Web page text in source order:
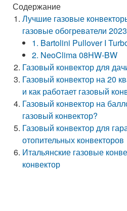
Содержание
Лучшие газовые
газовые обогреватели 2023
1. Bartolini Pullover I
2. NeoClima 08HW-BW
Газовый конвектор для
Газовый конвектор на 20
и как работает газовый
Газовый конвектор на
газовый конвектор?
Газовый конвектор для
отопительных конвекторов
Итальянские газовые
конвектор